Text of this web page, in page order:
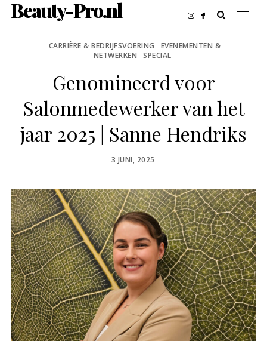
Beauty-Pro.nl
CARRIÈRE & BEDRIJFSVOERING
EVENEMENTEN &
NETWERKEN
SPECIAL
Genomineerd voor
Salonmedewerker van het
jaar 2025 | Sanne Hendriks
POSTED
3 JUNI, 2025